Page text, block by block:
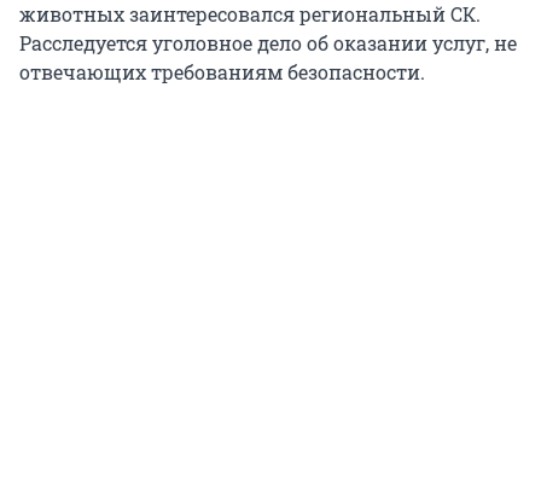
животных заинтересовался региональный СК.
Расследуется уголовное дело об оказании услуг, не
отвечающих требованиям безопасности.